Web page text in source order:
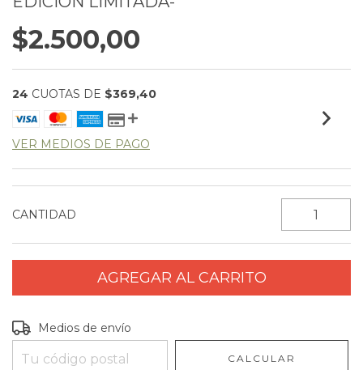
$2.500,00
24 CUOTAS DE $369,40
VER MEDIOS DE PAGO
CANTIDAD
Entregas para el CP:
Medios de envío
CALCULAR